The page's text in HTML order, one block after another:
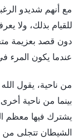
مع أنهم شديدو
للقيام بذلك، ولا
دون قصد بعزيمة
عندما يكون المرء
من ناحية، يقول
بينما من ناحية
يشترك فيها معظم
الشيطان تتجلى من